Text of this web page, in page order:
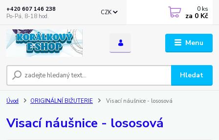
Menu
CZK
Hledat
+420 607 146 238
Po-Pá, 8-18 hod.
0 ks
za 0 Kč
Úvod ORIGINÁLNÍ BIŽUTERIE Visací náušnice - lososová
Visací náušnice - lososová